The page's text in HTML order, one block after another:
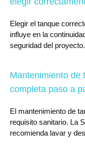
Elegir el tanque
influye en la
seguridad del
Mantenimiento de
completa paso a
El mantenimiento de
requisito sanitario. La
recomienda lavar y